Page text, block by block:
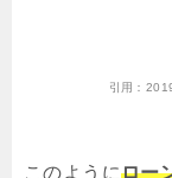
引用：
このようにロー